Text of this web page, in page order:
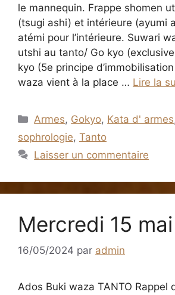
le mannequin. Frappe shomen
(tsugi ashi) et intérieure (ayumi
atémi pour l’intérieure. Suwari
utshi au tanto/ Go kyo
kyo (5e principe
waza vient à la place … Lire la
Catégories
Armes, Gokyo, Kata d' armes
sophrologie, Tanto
Laisser un commentaire
Mercredi 15
16/05/2024 par admin
Ados Buki waza TANTO Rappel